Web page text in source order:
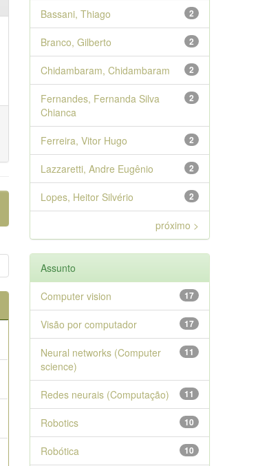
2
Bassani, Thiago
2
Branco, Gilberto
2
Chidambaram, Chidambaram
2
Fernandes, Fernanda Silva
Chianca
2
Ferreira, Vitor Hugo
2
Lazzaretti, Andre Eugênio
2
Lopes, Heitor Silvério
próximo >
Assunto
17
Computer vision
17
Visão por computador
11
Neural networks (Computer
science)
11
Redes neurais (Computação)
10
Robotics
10
Robótica